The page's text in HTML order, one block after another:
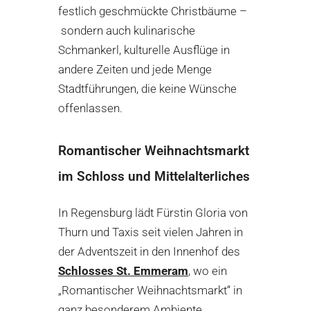
festlich geschmückte Christbäume –
sondern auch kulinarische
Schmankerl, kulturelle Ausflüge in
andere Zeiten und jede Menge
Stadtführungen, die keine Wünsche
offenlassen.
Romantischer Weihnachtsmarkt
im Schloss und Mittelalterliches
In Regensburg lädt Fürstin Gloria von
Thurn und Taxis seit vielen Jahren in
der Adventszeit in den Innenhof des
Schlosses St. Emmeram, wo ein
„Romantischer Weihnachtsmarkt“ in